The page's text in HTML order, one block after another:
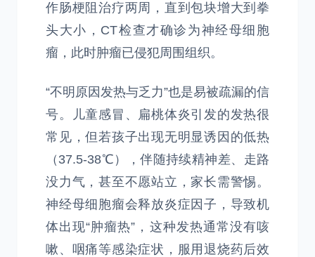
作肠梗阻治疗两周，直到包块增大到拳
头大小，CT检查才确诊为神经母细胞
瘤，此时肿瘤已侵犯周围组织。
“不明原因发热与乏力”也是易被疏漏的信
号。儿童感冒、扁桃体炎引发的发热很
常见，但若孩子出现无明显诱因的低热
（37.5-38℃），伴随持续精神差、走路
没力气，甚至不愿站立，家长需警惕。
神经母细胞瘤会释放炎症因子，导致机
体出现“肿瘤热”，这种发热通常没有咳
嗽、咽痛等感染症状，服用退烧药后效